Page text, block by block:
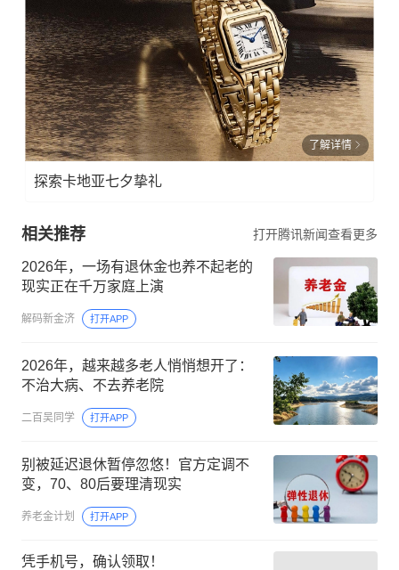
了解详情
探索卡地亚七夕挚礼
相关推荐 打开腾讯新闻查看更多
2026年，一场有退休金也养不起老的
现实正在千万家庭上演
解码新金济 打开APP
2026年，越来越多老人悄悄想开了：
不治大病、不去养老院
二百吴同学 打开APP
别被延迟退休暂停忽悠！官方定调不
变，70、80后要理清现实
养老金计划 打开APP
凭手机号，确认领取！